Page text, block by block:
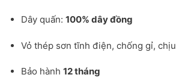
Dây quấn: 100% dây đồng
Vỏ thép sơn tĩnh điện, chống gỉ,
Bảo hành 12 tháng